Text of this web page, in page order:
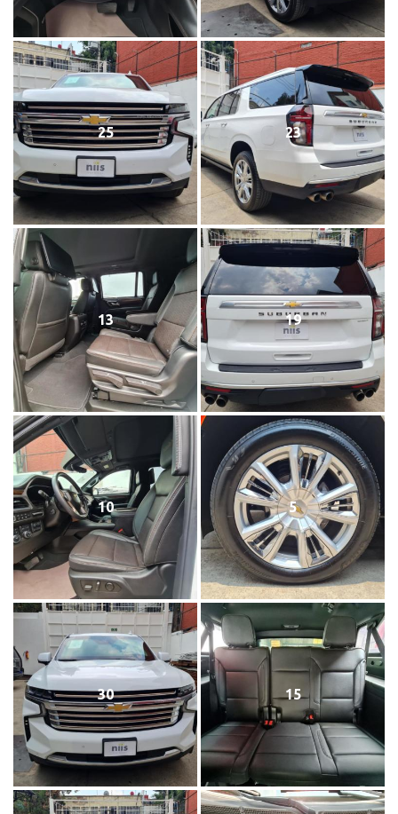
25 23
13 19
10 5
30 15